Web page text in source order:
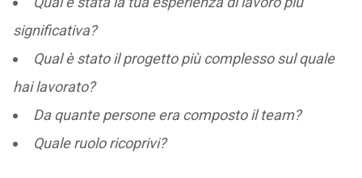
significativa?
Qual è stato il progetto più complesso sul quale
hai lavorato?
Da quante persone era composto il team?
Quale ruolo ricoprivi?